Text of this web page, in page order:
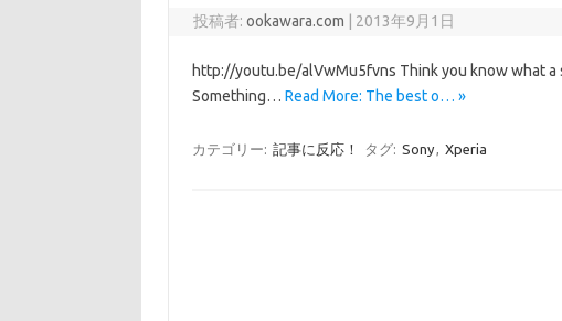
投稿者:ookawara.com 2013年9月1日
http://youtu.be/alVwMu5fvns Think you know what a
Something… Read More: The best o… »
カテゴリー: 記事に反応！ タグ: Sony, Xperia